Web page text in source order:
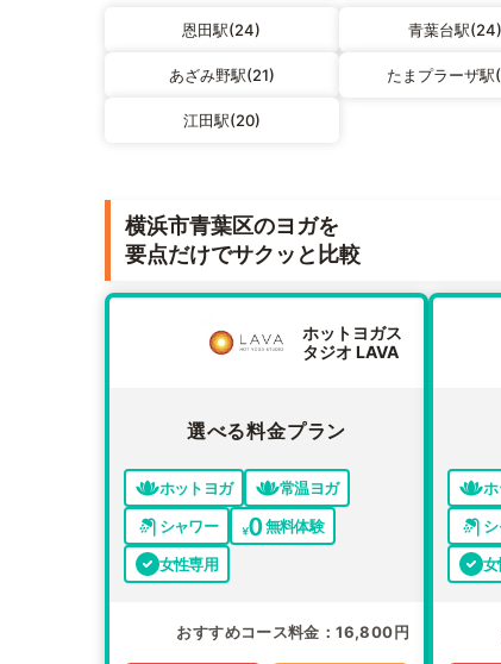
恩田駅(24) 青葉台駅(24)
あざみ野駅(21) たまプラーザ駅
江田駅(20)
横浜市青葉区のヨガを
要点だけでサクッと比較
ホットヨガス
タジオ LAVA
選べる料金プラン
ホットヨガ
常温ヨガ
シャワー
無料体験
女性専用
おすすめコース料金 16,800円
ホ
女